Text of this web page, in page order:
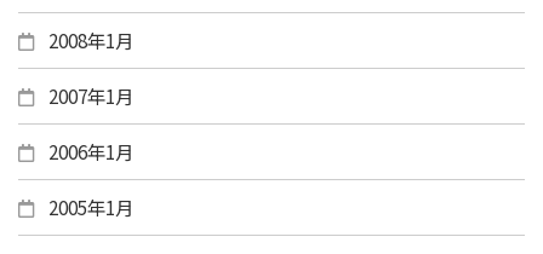
2008年1月
2007年1月
2006年1月
2005年1月